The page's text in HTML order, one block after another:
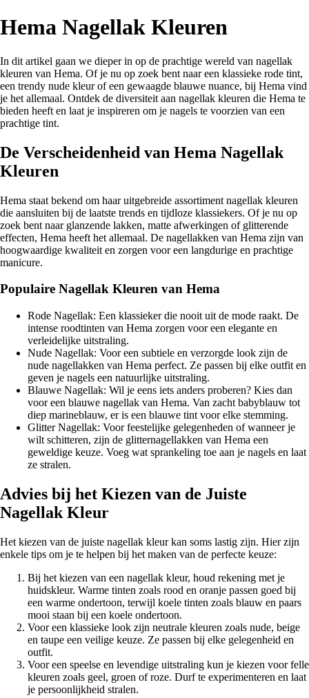
Hema Nagellak Kleuren
In dit artikel gaan we dieper in op de prachtige wereld van nagellak
kleuren van Hema. Of je nu op zoek bent naar een klassieke rode tint,
een trendy nude kleur of een gewaagde blauwe nuance, bij Hema vind
je het allemaal. Ontdek de diversiteit aan nagellak kleuren die Hema te
bieden heeft en laat je inspireren om je nagels te voorzien van een
prachtige tint.
De Verscheidenheid van Hema Nagellak
Kleuren
Hema staat bekend om haar uitgebreide assortiment nagellak kleuren
die aansluiten bij de laatste trends en tijdloze klassiekers. Of je nu op
zoek bent naar glanzende lakken, matte afwerkingen of glitterende
effecten, Hema heeft het allemaal. De nagellakken van Hema zijn van
hoogwaardige kwaliteit en zorgen voor een langdurige en prachtige
manicure.
Populaire Nagellak Kleuren van Hema
Rode Nagellak: Een klassieker die nooit uit de mode raakt. De
intense roodtinten van Hema zorgen voor een elegante en
verleidelijke uitstraling.
Nude Nagellak: Voor een subtiele en verzorgde look zijn de
nude nagellakken van Hema perfect. Ze passen bij elke outfit en
geven je nagels een natuurlijke uitstraling.
Blauwe Nagellak: Wil je eens iets anders proberen? Kies dan
voor een blauwe nagellak van Hema. Van zacht babyblauw tot
diep marineblauw, er is een blauwe tint voor elke stemming.
Glitter Nagellak: Voor feestelijke gelegenheden of wanneer je
wilt schitteren, zijn de glitternagellakken van Hema een
geweldige keuze. Voeg wat sprankeling toe aan je nagels en laat
ze stralen.
Advies bij het Kiezen van de Juiste
Nagellak Kleur
Het kiezen van de juiste nagellak kleur kan soms lastig zijn. Hier zijn
enkele tips om je te helpen bij het maken van de perfecte keuze:
Bij het kiezen van een nagellak kleur, houd rekening met je
huidskleur. Warme tinten zoals rood en oranje passen goed bij
een warme ondertoon, terwijl koele tinten zoals blauw en paars
mooi staan bij een koele ondertoon.
Voor een klassieke look zijn neutrale kleuren zoals nude, beige
en taupe een veilige keuze. Ze passen bij elke gelegenheid en
outfit.
Voor een speelse en levendige uitstraling kun je kiezen voor felle
kleuren zoals geel, groen of roze. Durf te experimenteren en laat
je persoonlijkheid stralen.